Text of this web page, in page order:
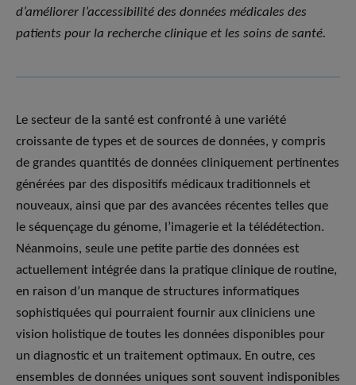
d’améliorer l’accessibilité des données médicales des
patients pour la recherche clinique et les soins de santé.
Le secteur de la santé est confronté à une variété
croissante de types et de sources de données, y compris
de grandes quantités de données cliniquement pertinentes
générées par des dispositifs médicaux traditionnels et
nouveaux, ainsi que par des avancées récentes telles que
le séquençage du génome, l’imagerie et la télédétection.
Néanmoins, seule une petite partie des données est
actuellement intégrée dans la pratique clinique de routine,
en raison d’un manque de structures informatiques
sophistiquées qui pourraient fournir aux cliniciens une
vision holistique de toutes les données disponibles pour
un diagnostic et un traitement optimaux. En outre, ces
ensembles de données uniques sont souvent indisponibles